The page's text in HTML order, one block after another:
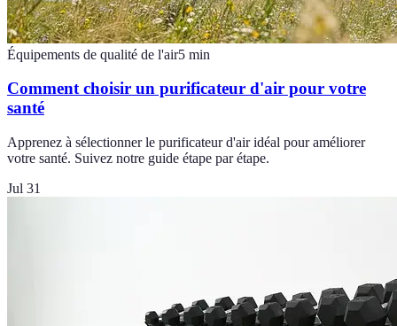
Équipements de qualité de l'air5 min
Comment choisir un purificateur d'air pour votre
santé
Apprenez à sélectionner le purificateur d'air idéal pour améliorer
votre santé. Suivez notre guide étape par étape.
Jul 31